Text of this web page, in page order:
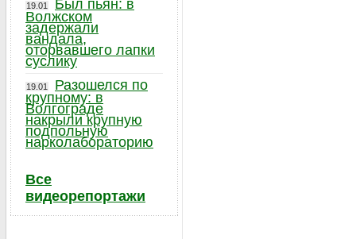
19.01
Был пьян: в
Волжском
задержали
вандала,
оторвавшего лапки
суслику
19.01
Разошелся по
крупному: в
Волгограде
накрыли крупную
подпольную
нарколабораторию
Все
видеорепортажи